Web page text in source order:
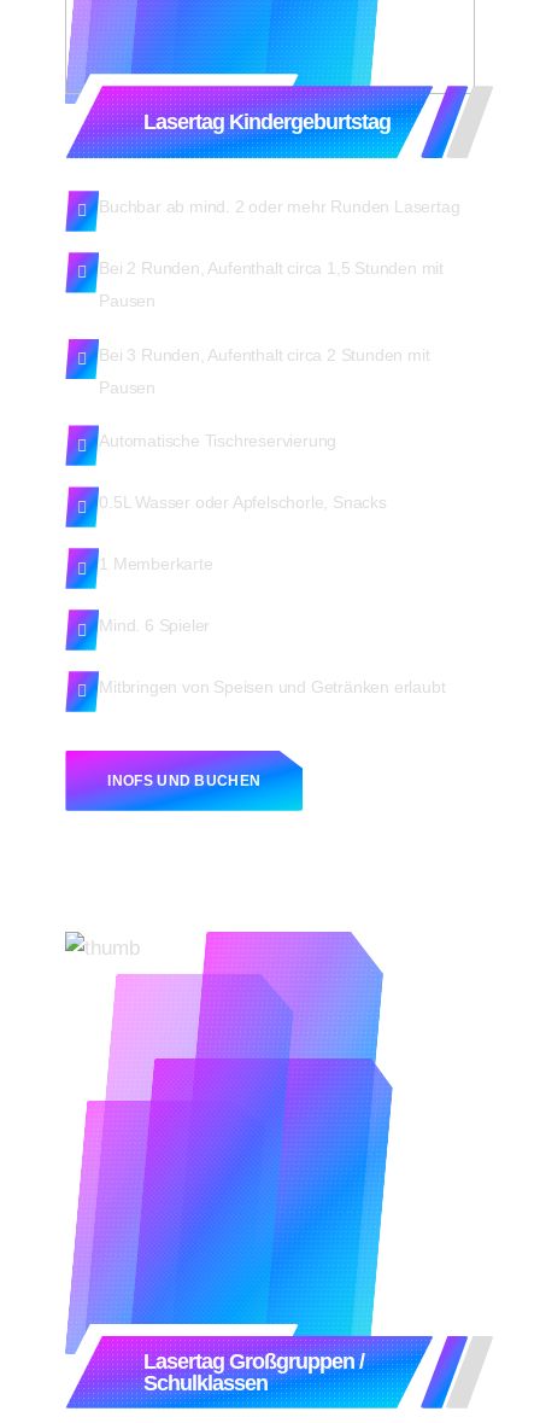
Lasertag Kindergeburtstag
Buchbar ab mind. 2 oder mehr Runden Lasertag
Bei 2 Runden, Aufenthalt circa 1,5 Stunden mit
Pausen
Bei 3 Runden, Aufenthalt circa 2 Stunden mit
Pausen
Automatische Tischreservierung
0.5L Wasser oder Apfelschorle, Snacks
1 Memberkarte
Mind. 6 Spieler
Mitbringen von Speisen und Getränken erlaubt
INOFS UND BUCHEN
Lasertag Großgruppen /
Schulklassen